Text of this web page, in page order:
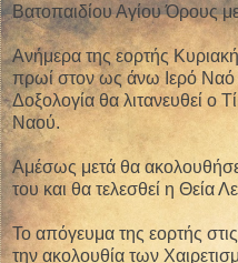
Βατοπαιδίου Αγίου Όρους
Ανήμερα της εορτής
πρωί στον ως άνω Ιερό Ναό
Δοξολογία θα λιτανευθεί ο
Ναού.
Αμέσως μετά θα
του και θα τελεσθεί η Θεία
Το απόγευμα της εορτής
την ακολουθία των